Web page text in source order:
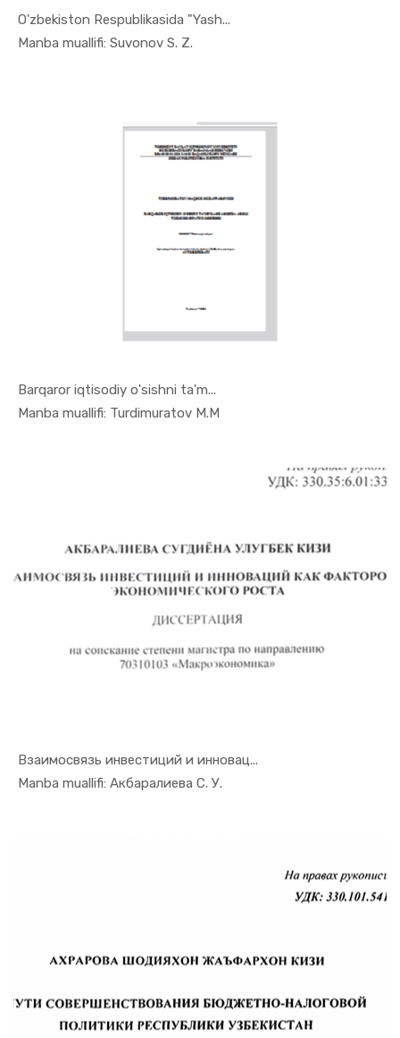
O'zbekiston Respublikasida "Yash...
Manba muallifi: Suvonov S. Z.In Monogra...
Barqaror iqtisodiy o'sishni ta'm...
Manba muallifi: Turdimuratov M.M
In Monogra...
Взаимосвязь инвестиций и инновац...
Manba muallifi: Акбаралиева С. У.
In Monogra...